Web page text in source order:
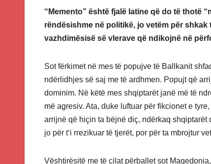
“Memento” është fjalë latine që do të thotë
rëndësishme në politikë, jo vetëm për
vazhdimësisë së vlerave që ndikojnë në
Sot fërkimet në mes të popujve të Ballkanit
ndërlidhjes së saj me të ardhmen. Popujt që
dominim. Në këtë mes shqiptarët janë më të
më agresiv. Ata, duke luftuar për fikcionet e
arrijnë që hiçin ta bëjnë diç, ndërkaq
jo për t‘i rrezikuar të tjerët, por për ta mbrojtur
Vështirësitë me të cilat përballet sot